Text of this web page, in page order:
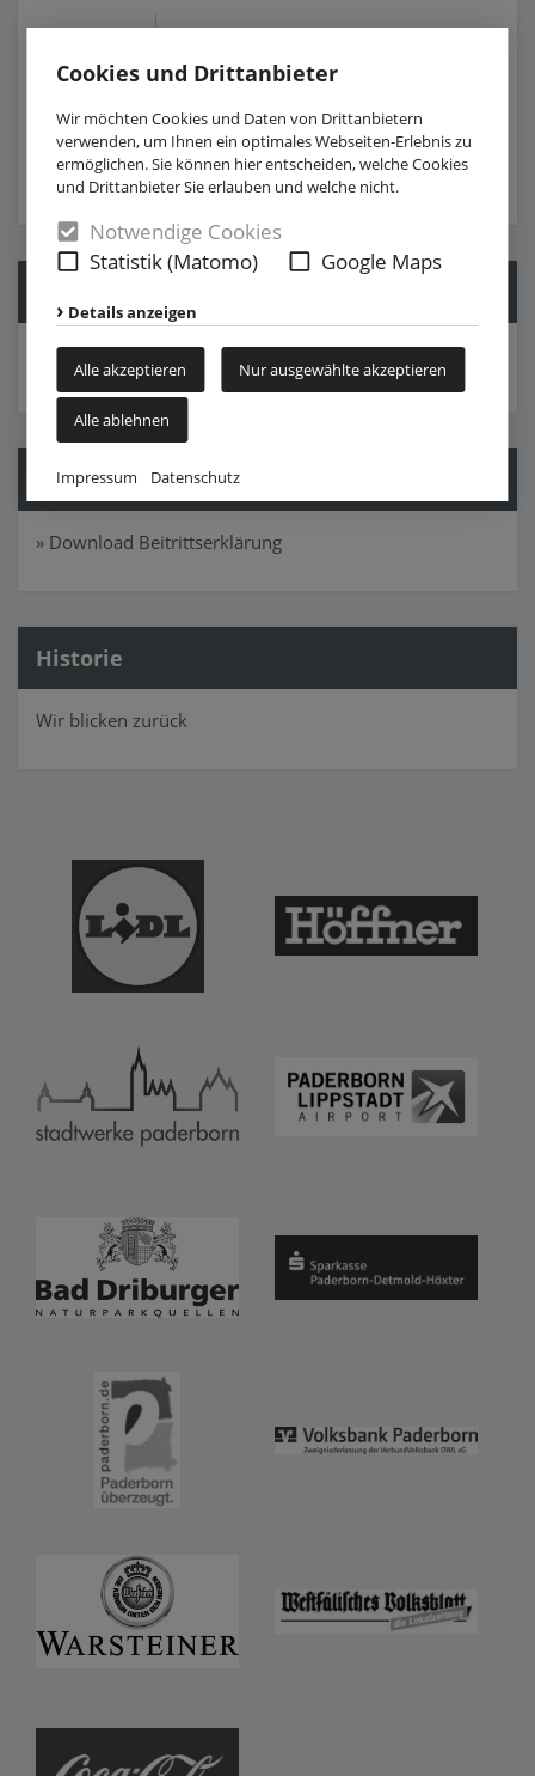
Cookies und Drittanbieter
Wir möchten Cookies und Daten von Drittanbietern
verwenden, um Ihnen ein optimales Webseiten-Erlebnis zu
ermöglichen. Sie können hier entscheiden, welche Cookies
und Drittanbieter Sie erlauben und welche nicht.
Notwendige Cookies
Statistik (Matomo)
Google Maps
Details anzeigen
Alle akzeptieren Nur ausgewählte akzeptieren
Alle ablehnen
Impressum Datenschutz
12.09.2026 Lange Nacht der Kirchen
Verkaufsoffener Sonntag zu Herbstlibori 13-18
29.11.2026
Verkaufsoffener Sonntag zum 1. Advent 13-18
Uhr
Mitglied werden
» Download Beitrittserklärung
Historie
Wir blicken zurück